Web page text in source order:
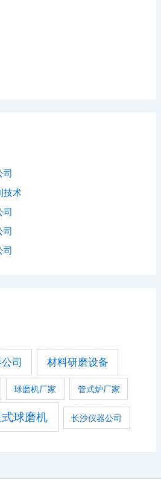
司
技术
司
司
司
司 材料研磨设备
球磨机厂家 管式炉厂家
球磨机 长沙仪器公司